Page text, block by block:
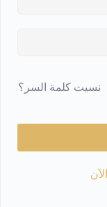
نسيت كلمة السر؟